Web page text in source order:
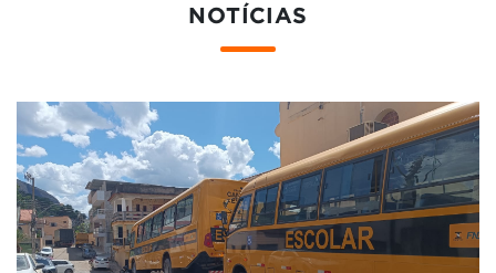
NOTÍCIAS